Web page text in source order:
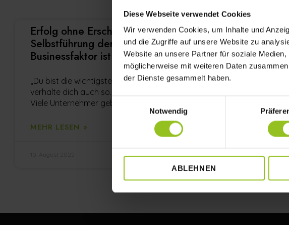
Diese Webseite verwendet Cookies
Wir verwenden Cookies, um Inhalte und
und die Zugriffe auf unsere Website zu
Website an unsere Partner für soziale
möglicherweise mit weiteren Daten
der Dienste gesammelt haben.
Einwilligungsauswahl
Notwendig
ABLEHNEN
Erfolg ohne Erschöpfung – Warum
Selbstführung der wichtigste
Businessfaktor ist
„Du bist die wichtigste Person in deinem Leben –
verhalte dich auch so.“ – Johannes Gronover.
Viele Unternehmer geben alles
MEHR LESEN »